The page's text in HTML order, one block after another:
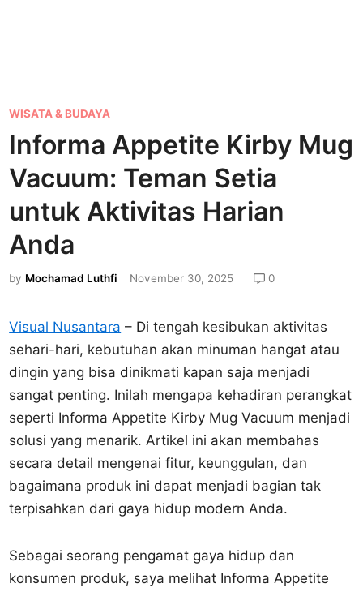
P
o
s
t
e
d
i
n
WISATA & BUDAYA
Informa Appetite Kirby Mug
Vacuum: Teman Setia
untuk Aktivitas Harian
Anda
by Mochamad Luthfi November 30, 2025 0
Visual Nusantara – Di tengah kesibukan aktivitas
sehari-hari, kebutuhan akan minuman hangat atau
dingin yang bisa dinikmati kapan saja menjadi
sangat penting. Inilah mengapa kehadiran perangkat
seperti Informa Appetite Kirby Mug Vacuum menjadi
solusi yang menarik. Artikel ini akan membahas
secara detail mengenai fitur, keunggulan, dan
bagaimana produk ini dapat menjadi bagian tak
terpisahkan dari gaya hidup modern Anda.
Sebagai seorang pengamat gaya hidup dan
konsumen produk, saya melihat Informa Appetite